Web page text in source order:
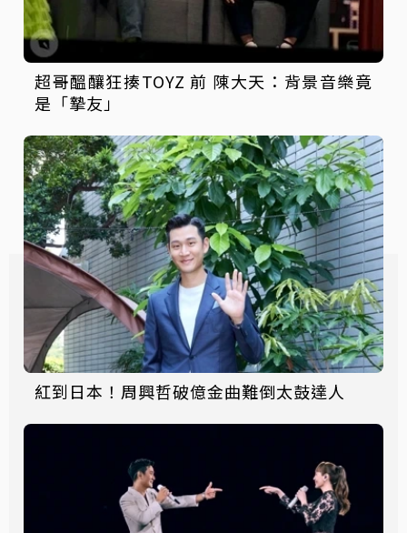
超哥醞釀狂揍TOYZ 前 陳大天：背景音樂竟
是「摯友」
紅到日本！周興哲破億金曲難倒太鼓達人